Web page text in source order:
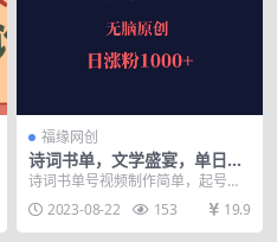
福缘网创
诗词书单，文学盛宴，单日涨
粉1000＋
诗词书单号视频制作简单，起号
快，流量大，作品100%全原
创！！！！
2023-08-22 153 19.9